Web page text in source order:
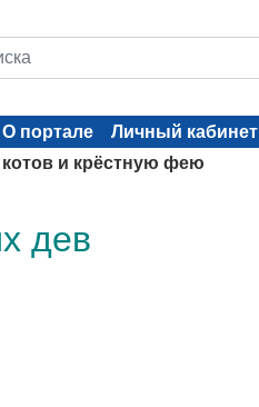
О портале
Личный кабинет
и крёстную фею
дев